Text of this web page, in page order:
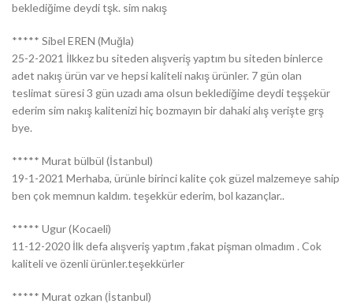
beklediğime deydi tşk. sim nakış
***** Sibel EREN (Muğla)
25-2-2021 İlkkez bu siteden alışveriş yaptım bu siteden binlerce
adet nakış ürün var ve hepsi kaliteli nakış ürünler. 7 gün olan
teslimat süresi 3 gün uzadı ama olsun beklediğime deydi teşşekür
ederim sim nakış kalitenizi hiç bozmayın bir dahaki alış verişte grş
bye.
***** Murat bülbül (İstanbul)
19-1-2021 Merhaba, ürünle birinci kalite çok güzel malzemeye sahip
ben çok memnun kaldım. teşekkür ederim, bol kazançlar..
***** Ugur (Kocaeli)
11-12-2020 İlk defa alışveriş yaptım ,fakat pişman olmadım . Cok
kaliteli ve özenli ürünler.teşekkürler
***** Murat ozkan (İstanbul)